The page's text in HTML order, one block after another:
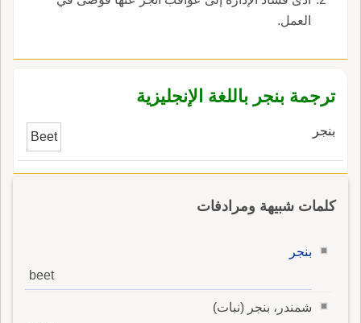
العمل.
ترجمة بنجر باللغة الإنجليزية
بنجر Beet
كلمات شبيهة ومرادفات
بنجر
beet
شمندر، بنجر (نبات)